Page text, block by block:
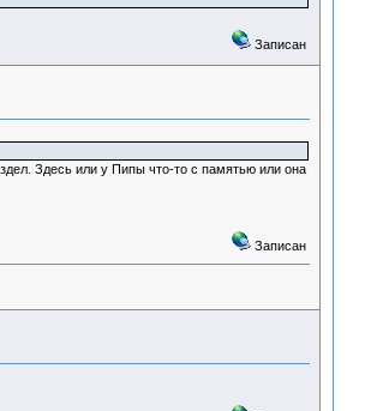
Записан
Здесь или у Пипы что-то с памятью или она
Записан